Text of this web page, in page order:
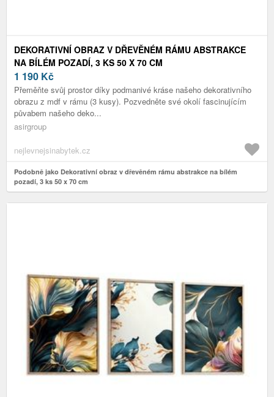
DEKORATIVNÍ OBRAZ V DŘEVĚNÉM RÁMU ABSTRAKCE
NA BÍLÉM POZADÍ, 3 KS 50 X 70 CM
1 190 Kč
Přeměňte svůj prostor díky podmanivé kráse našeho dekorativního
obrazu z mdf v rámu (3 kusy). Pozvedněte své okolí fascinujícím
půvabem našeho deko...
asirgroup
nejlevnejsinabytek.cz
Podobně jako Dekorativní obraz v dřevěném rámu abstrakce na bílém
pozadí, 3 ks 50 x 70 cm